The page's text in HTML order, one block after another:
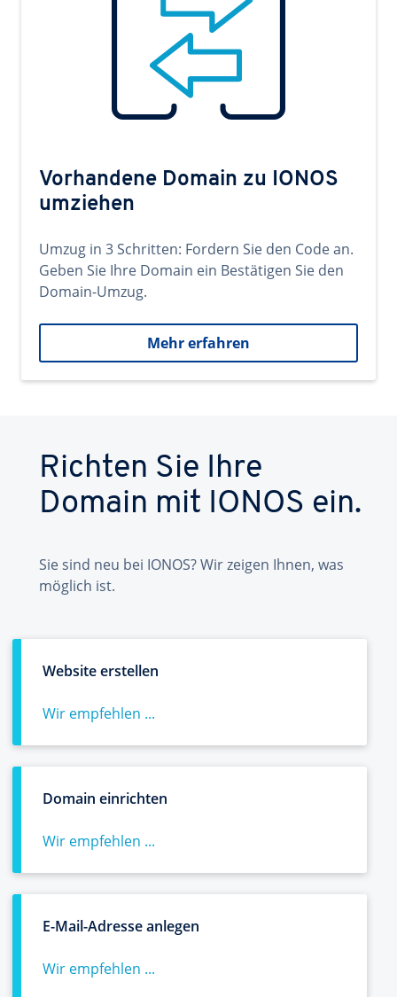
Vorhandene Domain zu IONOS
umziehen
Umzug in 3 Schritten: Fordern Sie den Code an.
Geben Sie Ihre Domain ein Bestätigen Sie den
Domain-Umzug.
Mehr erfahren
Richten Sie Ihre
Domain mit IONOS ein.
Sie sind neu bei IONOS? Wir zeigen Ihnen, was
möglich ist.
Website erstellen
Wir empfehlen ...
Domain einrichten
Wir empfehlen ...
E-Mail-Adresse anlegen
Wir empfehlen ...